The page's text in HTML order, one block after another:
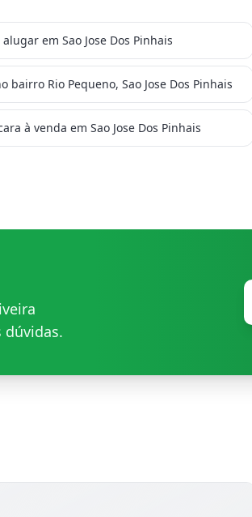
em Sao Jose Dos Pinhais
bairro Rio Pequeno, Sao Jose Dos Pinhais
à venda em Sao Jose Dos Pinhais
dúvidas.